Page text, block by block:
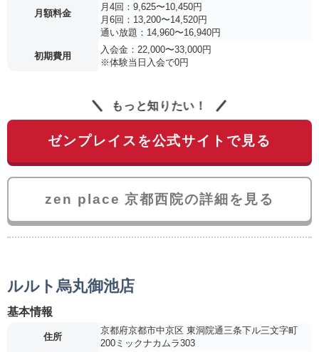
月額料金
月4回：9,625〜10,450円
月6回：13,200〜14,520円
通い放題：14,960〜16,940円
初期費用
入会金：22,000〜33,000円
※体験当日入会で0円
もっと知りたい！
ゼンプレイスを公式サイトで見る
zen place 京都西院の詳細を見る
ルルト烏丸御池店
基本情報
住所
京都府京都市中京区 東洞院通三条下ル三文字町
200ミックナカムラ303